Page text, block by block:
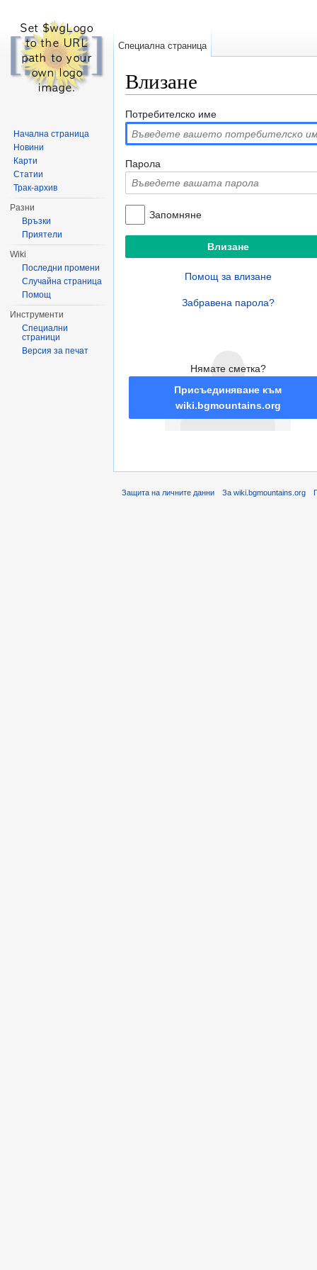
Влизане
Потребителско име
Парола
Запомняне
Помощ за влизане
Забравена парола?
Нямате сметка?
Присъединяване към
wiki.bgmountains.org
Специална страница
Начална страница
Новини
Карти
Статии
Трак-архив
Разни
Връзки
Приятели
Wiki
Последни промени
Случайна страница
Помощ
Инструменти
Специални
страници
Версия за печат
Защита на личните данни За wiki.bgmountains.org